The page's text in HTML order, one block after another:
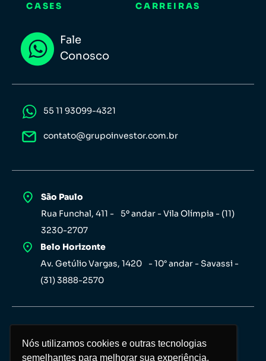
Nós utilizamos cookies e outras tecnologias
semelhantes para melhorar sua experiência,
Nós utilizamos cookies e outras tecnologias
semelhantes para melhorar sua experiência,
CASES
CARREIRAS
Fale
Conosco
55 11 93099-4321
contato@grupoinvestor.com.br
São Paulo
Rua Funchal, 411 - 5º andar - Vila Olímpia - (11)
3230-2707
Belo Horizonte
Av. Getúlio Vargas, 1420 - 10° andar - Savassi -
(31) 3888-2570